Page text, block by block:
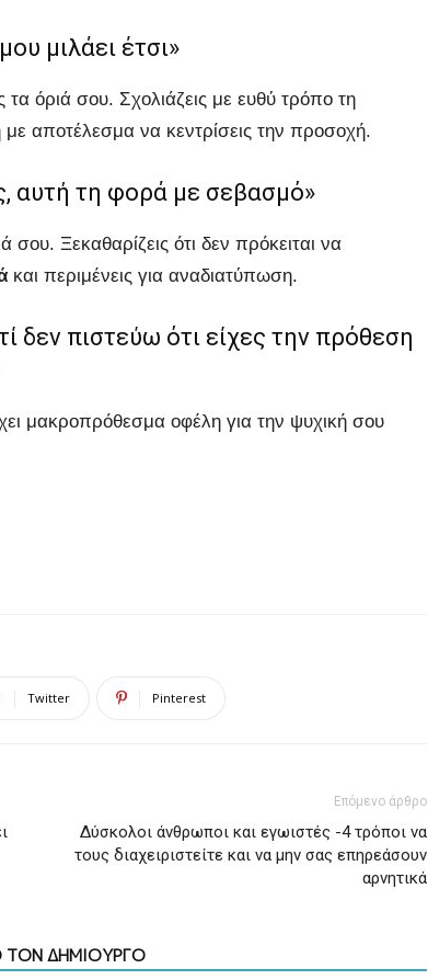
μιλάει έτσι»
τα όριά σου. Σχολιάζεις με ευθύ τρόπο τη
αποτέλεσμα να κεντρίσεις την προσοχή.
αυτή τη φορά με σεβασμό»
Ξεκαθαρίζεις ότι δεν πρόκειται να
και περιμένεις για αναδιατύπωση.
δεν πιστεύω ότι είχες την πρόθεση
μακροπρόθεσμα οφέλη για την ψυχική σου
Twitter Pinterest
Επόμενο άρθρο
Δύσκολοι άνθρωποι και εγωιστές -4 τρόποι να
τους διαχειριστείτε και να μην σας επηρεάσουν
αρνητικά
ΤΟΝ ΔΗΜΙΟΥΡΓΟ